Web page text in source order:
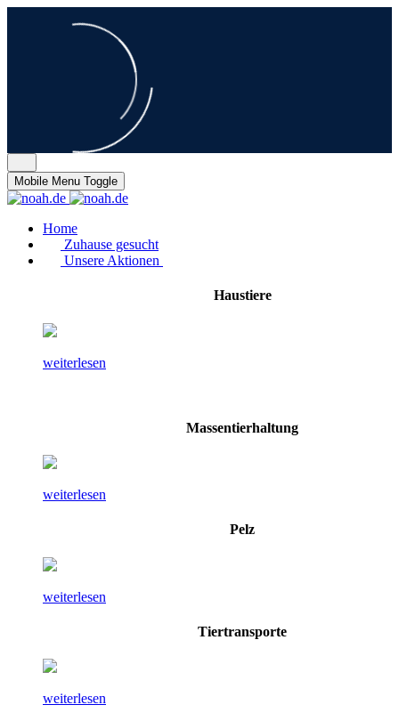
Mobile Menu Toggle
Home
Zuhause gesucht
Unsere Aktionen
Haustiere
weiterlesen
Massentierhaltung
weiterlesen
Pelz
weiterlesen
Tiertransporte
weiterlesen